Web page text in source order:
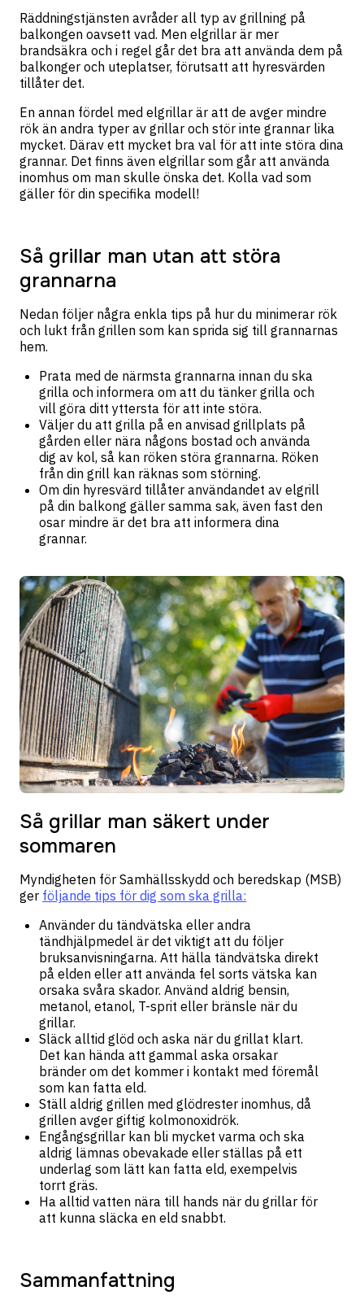
Räddningstjänsten avråder all typ av grillning på
balkongen oavsett vad. Men elgrillar är mer
brandsäkra och i regel går det bra att använda dem på
balkonger och uteplatser, förutsatt att hyresvärden
tillåter det.
En annan fördel med elgrillar är att de avger mindre
rök än andra typer av grillar och stör inte grannar lika
mycket. Därav ett mycket bra val för att inte störa dina
grannar. Det finns även elgrillar som går att använda
inomhus om man skulle önska det. Kolla vad som
gäller för din specifika modell!
Så grillar man utan att störa
grannarna
Nedan följer några enkla tips på hur du minimerar rök
och lukt från grillen som kan sprida sig till grannarnas
hem.
Prata med de närmsta grannarna innan du ska
grilla och informera om att du tänker grilla och
vill göra ditt yttersta för att inte störa.
Väljer du att grilla på en anvisad grillplats på
gården eller nära någons bostad och använda
dig av kol, så kan röken störa grannarna. Röken
från din grill kan räknas som störning.
Om din hyresvärd tillåter användandet av elgrill
på din balkong gäller samma sak, även fast den
osar mindre är det bra att informera dina
grannar.
Så grillar man säkert under
sommaren
Myndigheten för Samhällsskydd och beredskap (MSB)
ger följande tips för dig som ska grilla:
Använder du tändvätska eller andra
tändhjälpmedel är det viktigt att du följer
bruksanvisningarna. Att hälla tändvätska direkt
på elden eller att använda fel sorts vätska kan
orsaka svåra skador. Använd aldrig bensin,
metanol, etanol, T-sprit eller bränsle när du
grillar.
Släck alltid glöd och aska när du grillat klart.
Det kan hända att gammal aska orsakar
bränder om det kommer i kontakt med föremål
som kan fatta eld.
Ställ aldrig grillen med glödrester inomhus, då
grillen avger giftig kolmonoxidrök.
Engångsgrillar kan bli mycket varma och ska
aldrig lämnas obevakade eller ställas på ett
underlag som lätt kan fatta eld, exempelvis
torrt gräs.
Ha alltid vatten nära till hands när du grillar för
att kunna släcka en eld snabbt.
Sammanfattning